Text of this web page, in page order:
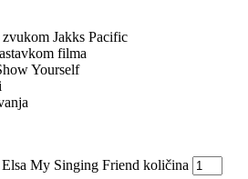
Jakks Pacific
filma
Yourself
My Singing Friend količina